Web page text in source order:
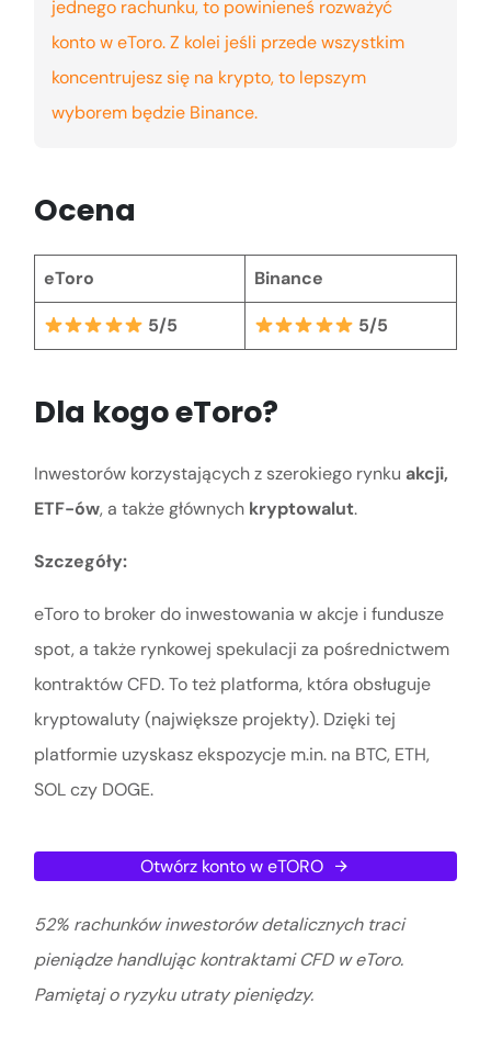
jednego rachunku, to powinieneś rozważyć
konto w eToro. Z kolei jeśli przede wszystkim
koncentrujesz się na krypto, to lepszym
wyborem będzie Binance.
Ocena
eToro Binance
5/5 5/5
Dla kogo eToro?
Inwestorów korzystających z szerokiego rynku akcji,
ETF-ów, a także głównych kryptowalut.
Szczegóły:
eToro to broker do inwestowania w akcje i fundusze
spot, a także rynkowej spekulacji za pośrednictwem
kontraktów CFD. To też platforma, która obsługuje
kryptowaluty (największe projekty). Dzięki tej
platformie uzyskasz ekspozycje m.in. na BTC, ETH,
SOL czy DOGE.
Otwórz konto w eTORO
52% rachunków inwestorów detalicznych traci
pieniądze handlując kontraktami CFD w eToro.
Pamiętaj o ryzyku utraty pieniędzy.